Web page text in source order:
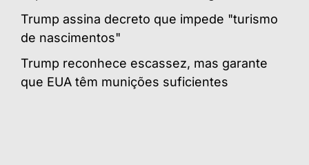
Trump assina decreto que impede "turismo
de nascimentos"
Trump reconhece escassez, mas garante
que EUA têm munições suficientes